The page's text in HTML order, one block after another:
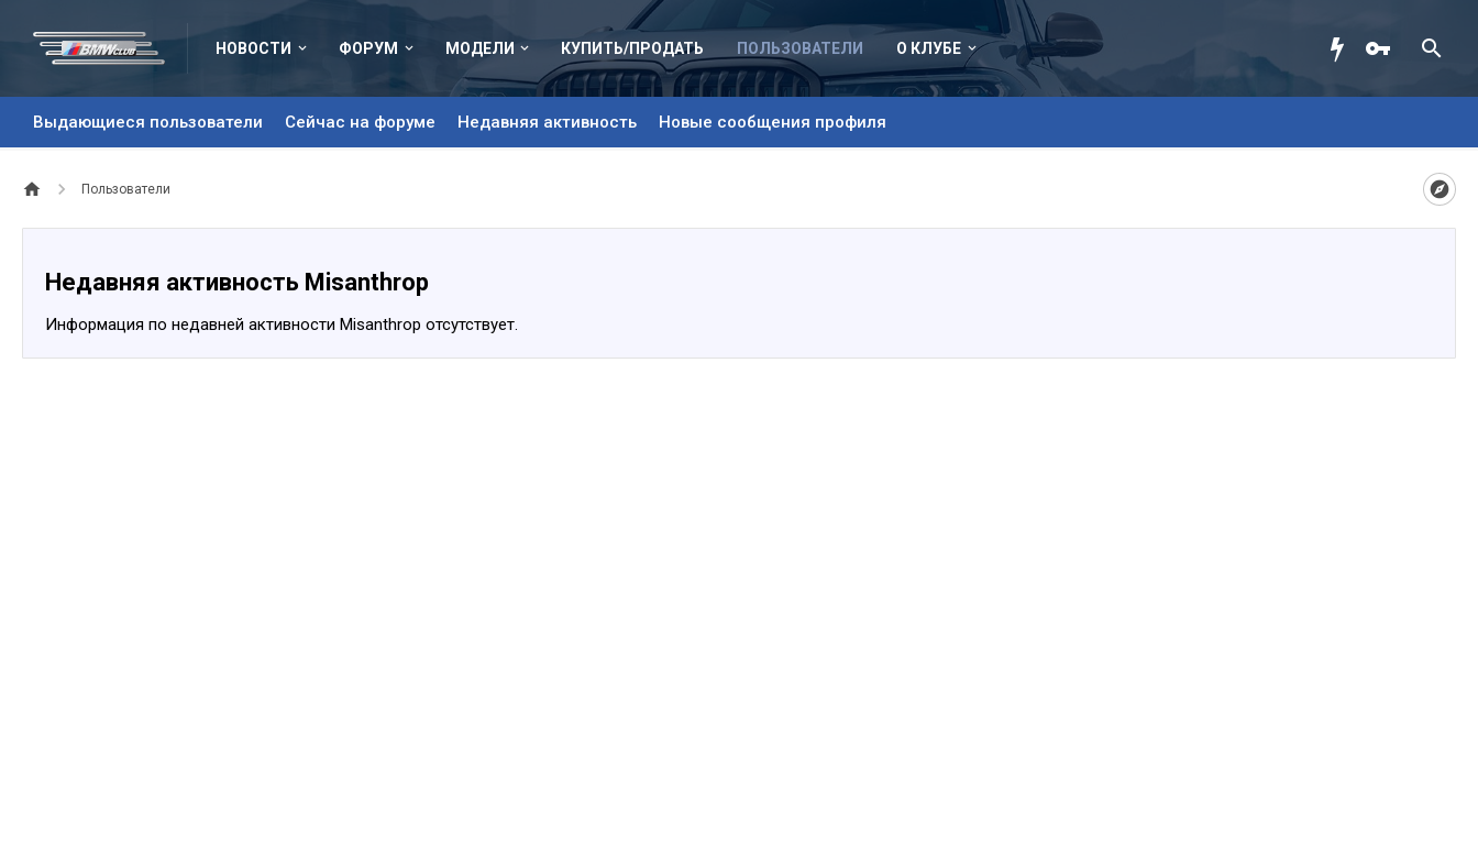
НОВОСТИ ФОРУМ МОДЕЛИ КУПИТЬ/ПРОДАТЬ ПОЛЬЗОВАТЕЛИ
Выдающиеся пользователи Сейчас на форуме Недавняя активность Новые сообщения профиля
О КЛУБЕ
Пользователи
Недавняя активность Misanthrop
Информация по недавней активности Misanthrop отсутствует.